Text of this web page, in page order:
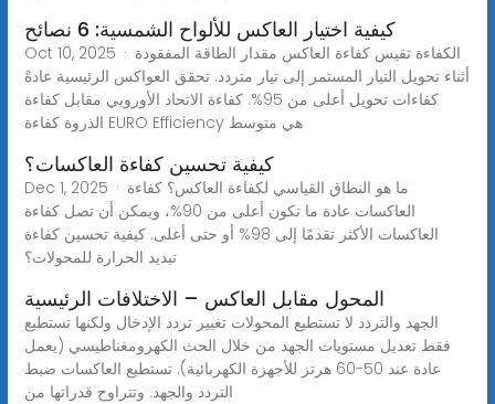
كيفية اختيار العاكس للألواح الشمسية: 6 نصائح
Oct 10, 2025 · الكفاءة تقيس كفاءة العاكس مقدار الطاقة المفقودة
أثناء تحويل التيار المستمر إلى تيار متردد. تحقق العواكس الرئيسية عادةً
كفاءات تحويل أعلى من 95%. كفاءة الاتحاد الأوروبي مقابل كفاءة
الذروة كفاءة EURO Efficiency هي متوسط
كيفية تحسين كفاءة العاكسات؟
Dec 1, 2025 · ما هو النطاق القياسي لكفاءة العاكس؟ كفاءة
العاكسات عادة ما تكون أعلى من 90%، ويمكن أن تصل كفاءة
العاكسات الأكثر تقدمًا إلى 98% أو حتى أعلى. كيفية تحسين كفاءة
تبديد الحرارة للمحولات؟
المحول مقابل العاكس – الاختلافات الرئيسية
الجهد والتردد لا تستطيع المحولات تغيير تردد الإدخال ولكنها تستطيع
فقط تعديل مستويات الجهد من خلال الحث الكهرومغناطيسي (يعمل
عادة عند 50-60 هرتز للأجهزة الكهربائية). تستطيع العاكسات ضبط
التردد والجهد. وتتراوح قدراتها من